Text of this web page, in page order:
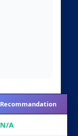
Recommandation
N/A